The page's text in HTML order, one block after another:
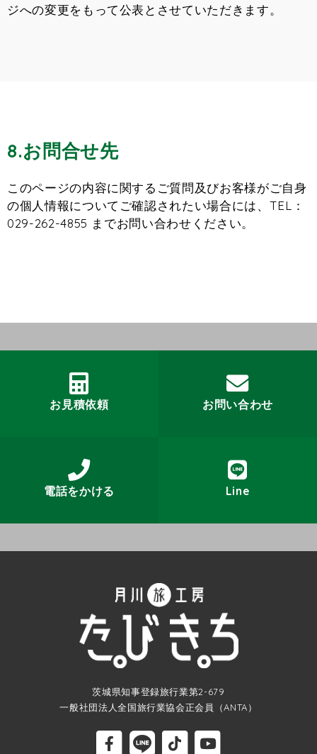
ジへの変更をもって公表とさせていただきます。
8.お問合せ先
このページの内容に関するご質問及びお客様がご自身
の個人情報についてご確認されたい場合には、TEL：
029-262-4855 までお問い合わせください。
お見積依頼 お問い合わせ
電話をかける Line
茨城県知事登録旅行業第2-679
一般社団法人全国旅行業協会正会員（ANTA）